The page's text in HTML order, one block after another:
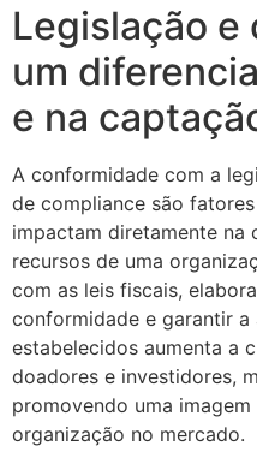
Legislação e
um
e na
A conformidade com a
de compliance são
impactam diretamente na
recursos de uma
com as leis fiscais,
conformidade e garantir
estabelecidos aumenta a
doadores e investidores,
promovendo uma
organização no mercado.